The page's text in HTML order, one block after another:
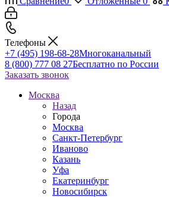
Телефоны
+7 (495) 198-68-28Многоканальный
8 (800) 777 08 27Бесплатно по России
Заказать звонок
Москва
Назад
Города
Москва
Санкт-Петербург
Иваново
Казань
Уфа
Екатеринбург
Новосибирск